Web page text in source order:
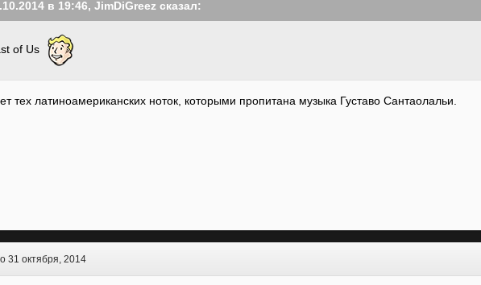
в 19:46, JimDiGreez сказал:
of Us
тех латиноамериканских ноток, которыми пропитана музыка Густаво Сантаолальи.
31 октября, 2014